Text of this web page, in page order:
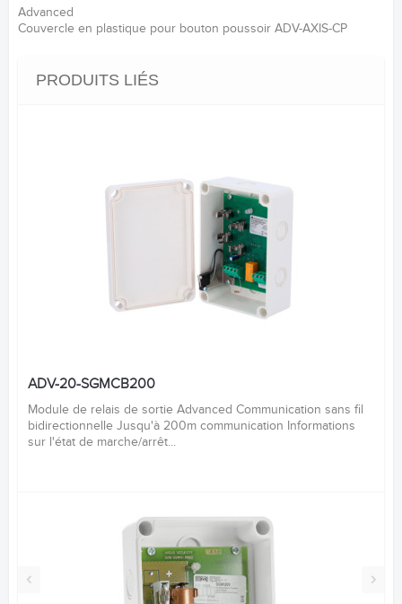
Advanced
Couvercle en plastique pour bouton poussoir ADV-AXIS-CP
PRODUITS LIÉS
‹ ›
ADV-20-SGMCB200
Module de relais de sortie Advanced Communication sans fil
bidirectionnelle Jusqu'à 200m communication Informations
sur l'état de marche/arrêt...